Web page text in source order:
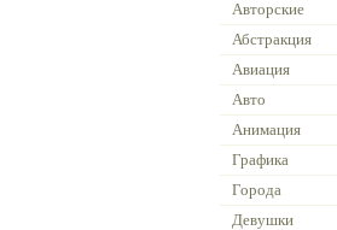
Авторские
Абстракция
Авиация
Авто
Анимация
Графика
Города
Девушки